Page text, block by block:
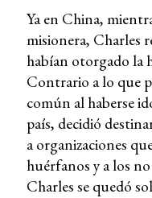
Ya en China,
misionera, Charles
habían otorgado la
Contrario a lo que
común al haberse
país, decidió
a organizaciones
huérfanos y a los
Charles se quedó